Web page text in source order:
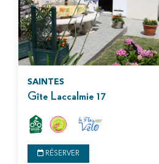
SAINTES
Gîte Laccalmie 17
RÉSERVER